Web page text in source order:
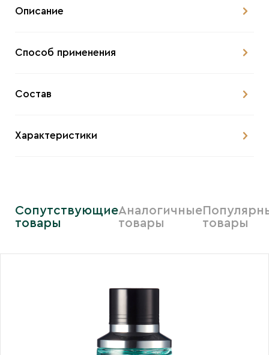
Описание
Способ применения
Состав
Характеристики
Сопутствующие
товары
Аналогичные
товары
товары